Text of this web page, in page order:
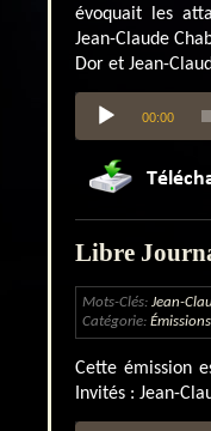
évoquait les
Jean-Claude
Dor et Jean-
Lecteur
audio
00:00
Libre
Mots-Clés: Jean-
Catégorie:
Cette émission
Invités : Jean-